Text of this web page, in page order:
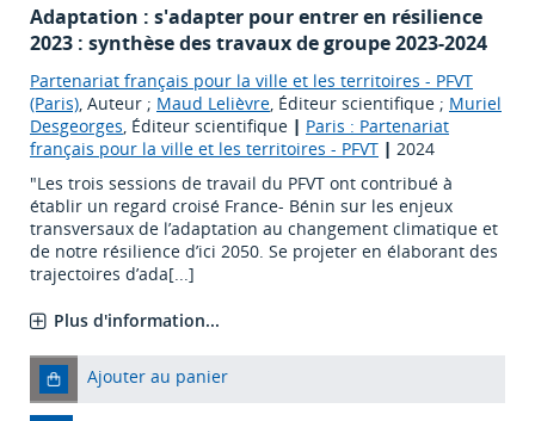
Adaptation : s'adapter pour entrer en résilience
2023 : synthèse des travaux de groupe 2023-2024
Partenariat français pour la ville et les territoires - PFVT
(Paris), Auteur ; Maud Lelièvre, Éditeur scientifique ; Muriel
Desgeorges, Éditeur scientifique | Paris : Partenariat
français pour la ville et les territoires - PFVT | 2024
"Les trois sessions de travail du PFVT ont contribué à
établir un regard croisé France- Bénin sur les enjeux
transversaux de l’adaptation au changement climatique et
de notre résilience d’ici 2050. Se projeter en élaborant des
trajectoires d’ada[...]
Plus d'information...
Ajouter au panier